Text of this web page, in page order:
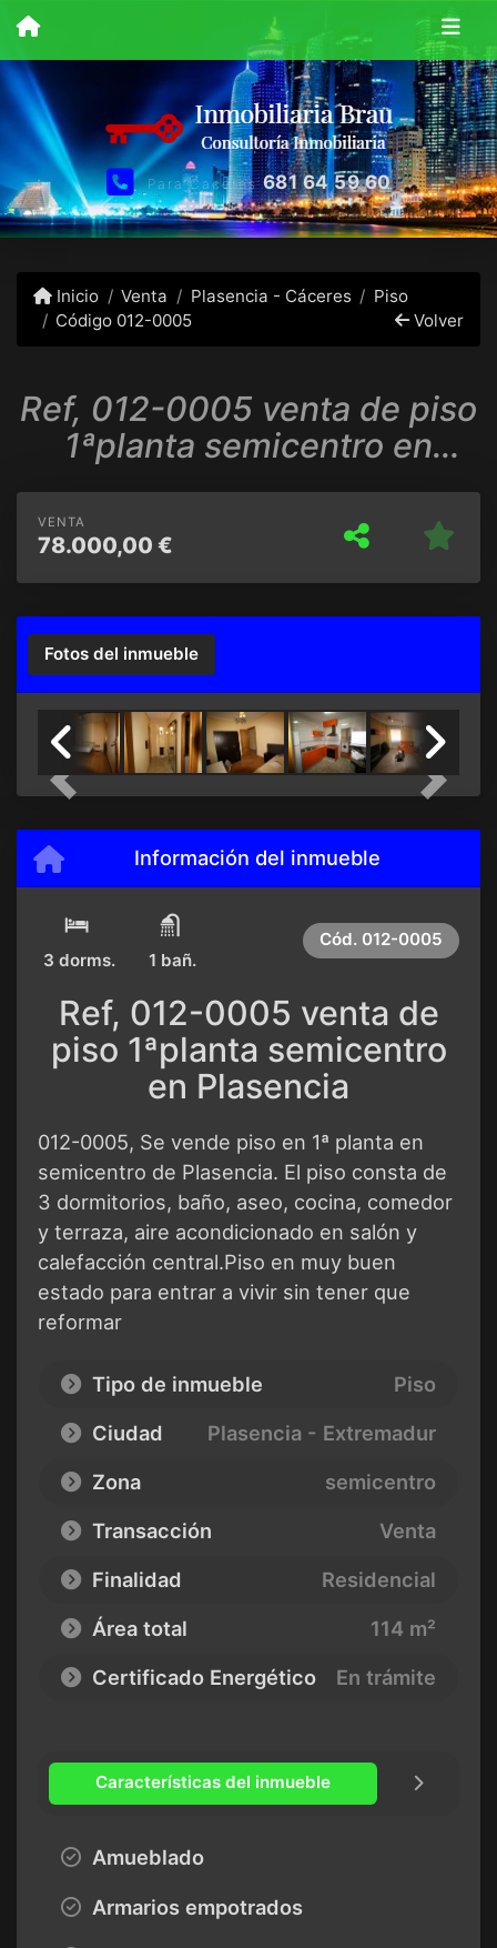
Para Caceres681 64 59 60
Inicio Venta Plasencia - Cáceres
Piso
Código 012-0005
Volver
Ref, 012-0005 venta de piso
1ªplanta semicentro en
Plasencia
VENTA
78.000,00 €
Fotos del inmueble
Previous Next
Información del inmueble
3 dorms. 1 bañ.
Cód. 012-0005
Ref, 012-0005 venta de
piso 1ªplanta semicentro
en Plasencia
012-0005, Se vende piso en 1ª planta en
semicentro de Plasencia. El piso consta de
3 dormitorios, baño, aseo, cocina, comedor
y terraza, aire acondicionado en salón y
calefacción central.Piso en muy buen
estado para entrar a vivir sin tener que
reformar
Tipo de inmueble
Piso
Ciudad
Plasencia - Extremadur
Zona
semicentro
Transacción
Venta
Finalidad
Residencial
Área total
114 m²
Certificado Energético
En trámite
Características del inmueble
Amueblado
Armarios empotrados